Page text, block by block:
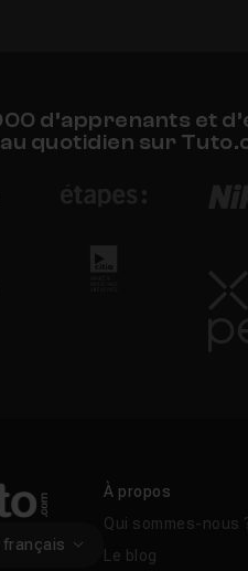
d’apprenants et
quotidien sur
français
À propos
Qui sommes-nous
Le blog